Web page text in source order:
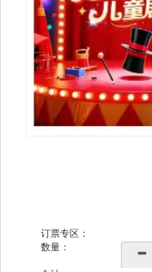
订票专区：
数量：